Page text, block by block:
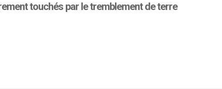
touchés par le tremblement de terre